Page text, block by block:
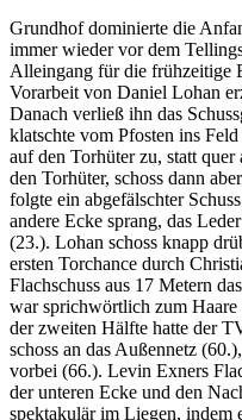
Grundhof dominierte die
immer wieder vor dem
Alleingang für die frühzeitige
Vorarbeit von Daniel Lohan
Danach verließ ihn das
klatschte vom Pfosten ins
auf den Torhüter zu, statt
den Torhüter, schoss dann
folgte ein abgefälschter
andere Ecke sprang, das
(23.). Lohan schoss knapp
ersten Torchance durch
Flachschuss aus 17 Metern
war sprichwörtlich zum
der zweiten Hälfte hatte der
schoss an das Außennetz
vorbei (66.). Levin Exners
der unteren Ecke und den
spektakulär im Liegen, indem